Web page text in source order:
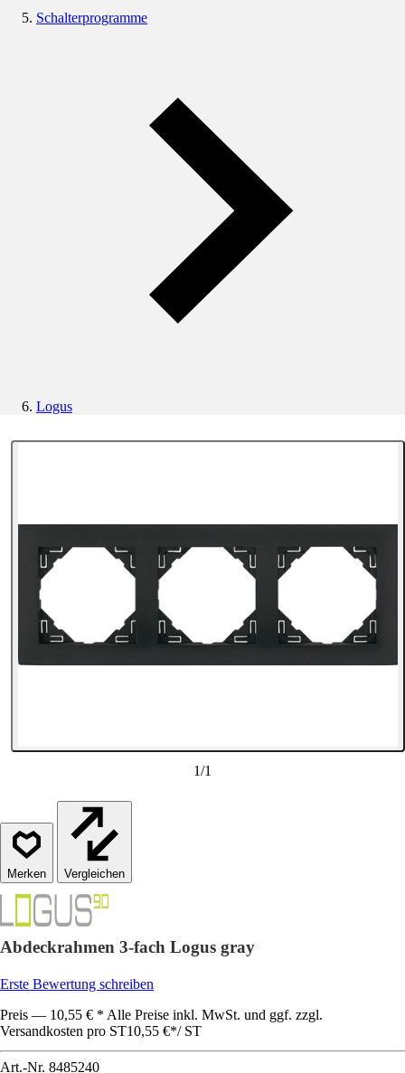
Schalterprogramme
Logus
1/1
Vergleichen
Abdeckrahmen 3-fach Logus gray
Erste Bewertung schreiben
Preis — 10,55 € * Alle Preise inkl. MwSt. und ggf. zzgl.
Versandkosten pro ST10,55 €*/ ST
Art.-Nr. 8485240